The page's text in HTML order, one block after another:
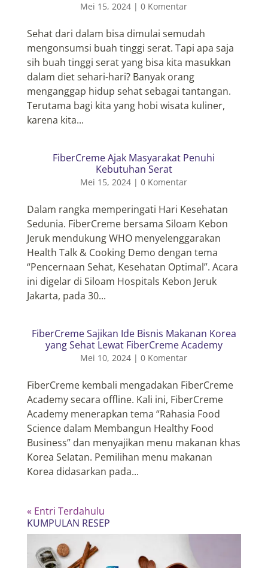
Mei 15, 2024 |0 Komentar
Sehat dari dalam bisa dimulai semudah
mengonsumsi buah tinggi serat. Tapi apa saja
sih buah tinggi serat yang bisa kita masukkan
dalam diet sehari-hari? Banyak orang
menganggap hidup sehat sebagai tantangan.
Terutama bagi kita yang hobi wisata kuliner,
karena kita...
FiberCreme Ajak Masyarakat Penuhi
Kebutuhan Serat
Mei 15, 2024 |0 Komentar
Dalam rangka memperingati Hari Kesehatan
Sedunia. FiberCreme bersama Siloam Kebon
Jeruk mendukung WHO menyelenggarakan
Health Talk & Cooking Demo dengan tema
“Pencernaan Sehat, Kesehatan Optimal”. Acara
ini digelar di Siloam Hospitals Kebon Jeruk
Jakarta, pada 30...
FiberCreme Sajikan Ide Bisnis Makanan Korea
yang Sehat Lewat FiberCreme Academy
Mei 10, 2024 |0 Komentar
FiberCreme kembali mengadakan FiberCreme
Academy secara offline. Kali ini, FiberCreme
Academy menerapkan tema “Rahasia Food
Science dalam Membangun Healthy Food
Business” dan menyajikan menu makanan khas
Korea Selatan. Pemilihan menu makanan
Korea didasarkan pada...
« Entri Terdahulu
KUMPULAN RESEP